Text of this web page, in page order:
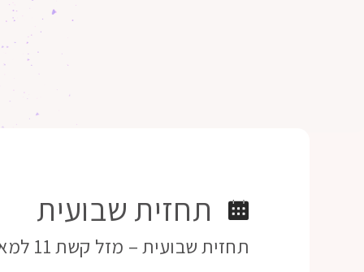
תחזית שבועית
תחזית שבועית – מזל קשת 11 למאי 2020